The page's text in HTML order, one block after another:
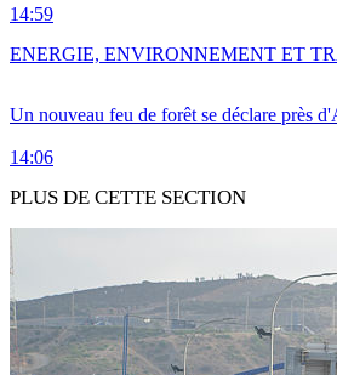
14:59
Un nouveau feu de forêt se déclare près
14:06
ENERGIE, ENVIRONNEMENT ET
PLUS DE CETTE SECTION